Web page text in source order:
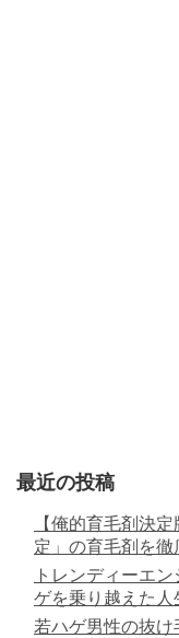
最近の投稿
【俺的育毛剤決
定」の育毛剤を徹
トレンディーエ
ゲを乗り越えた人
若ハゲ男性の抜け